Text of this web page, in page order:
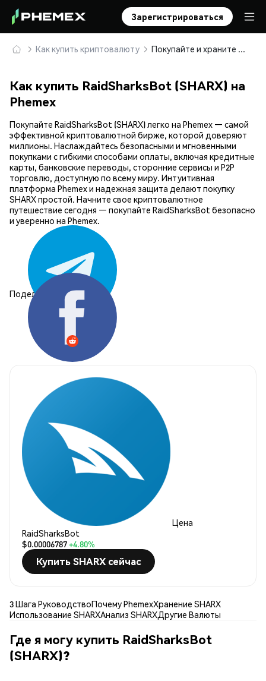
Зарегистрироваться
Как купить криптовалюту Покупайте и храните RaidSharksBot (SHARX) безопасно
Как купить RaidSharksBot (SHARX) на
Phemex
Покупайте RaidSharksBot (SHARX) легко на Phemex — самой
эффективной криптовалютной бирже, которой доверяют
миллионы. Наслаждайтесь безопасными и мгновенными
покупками с гибкими способами оплаты, включая кредитные
карты, банковские переводы, сторонние сервисы и P2P
торговлю, доступную по всему миру. Интуитивная
платформа Phemex и надежная защита делают покупку
SHARX простой. Начните свое криптовалютное
путешествие сегодня — покупайте RaidSharksBot безопасно
и уверенно на Phemex.
Поделиться:
Цена
RaidSharksBot
$0.00006787+4.80%
Купить SHARX сейчас
3 Шага РуководствоПочему PhemexХранение SHARX
Использование SHARXАнализ SHARXДругие Валюты
Где я могу купить RaidSharksBot
(SHARX)?